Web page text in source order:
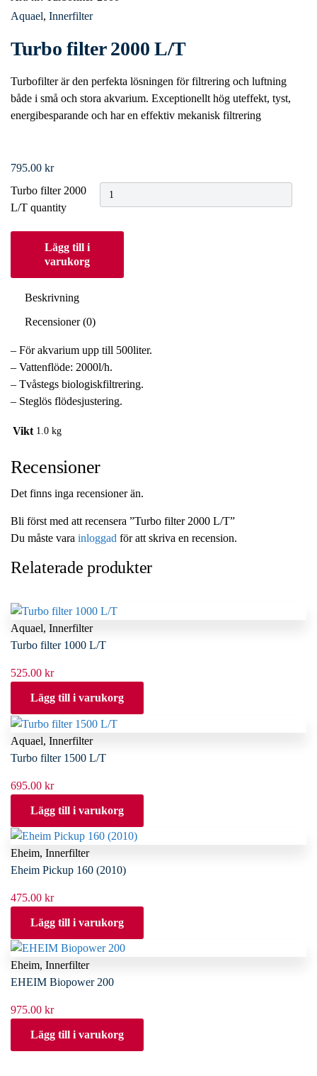
Aquael, Innerfilter
Turbo filter 2000 L/T
Turbofilter är den perfekta lösningen för filtrering och luftning
både i små och stora akvarium. Exceptionellt hög uteffekt, tyst,
energibesparande och har en effektiv mekanisk filtrering
795.00 kr
Turbo filter 2000
L/T quantity
Lägg till i
varukorg
Beskrivning
Recensioner (0)
– För akvarium upp till 500liter.
– Vattenflöde: 2000l/h.
– Tvåstegs biologiskfiltrering.
– Steglös flödesjustering.
Vikt 1.0 kg
Recensioner
Det finns inga recensioner än.
Bli först med att recensera ”Turbo filter 2000 L/T”
Du måste vara inloggad för att skriva en recension.
Relaterade produkter
Aquael, Innerfilter
Turbo filter 1000 L/T
525.00 kr
Lägg till i varukorg
Aquael, Innerfilter
Turbo filter 1500 L/T
695.00 kr
Lägg till i varukorg
Eheim, Innerfilter
Eheim Pickup 160 (2010)
475.00 kr
Lägg till i varukorg
Eheim, Innerfilter
EHEIM Biopower 200
975.00 kr
Lägg till i varukorg